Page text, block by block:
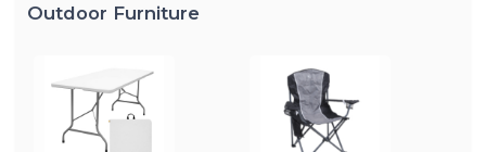
Outdoor Furniture